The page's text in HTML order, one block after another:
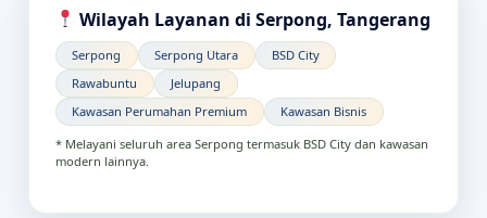
Wilayah Layanan di Serpong, Tangerang
Serpong Serpong Utara
BSD City
Rawabuntu
Jelupang
Kawasan Perumahan Premium
Kawasan Bisnis
* Melayani seluruh area Serpong termasuk BSD City dan kawasan
modern lainnya.